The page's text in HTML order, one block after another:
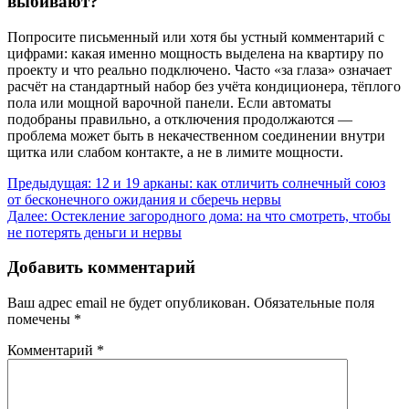
Попросите письменный или хотя бы устный комментарий с
цифрами: какая именно мощность выделена на квартиру по
проекту и что реально подключено. Часто «за глаза» означает
расчёт на стандартный набор без учёта кондиционера, тёплого
пола или мощной варочной панели. Если автоматы
подобраны правильно, а отключения продолжаются —
проблема может быть в некачественном соединении внутри
щитка или слабом контакте, а не в лимите мощности.
Навигация
по
записям
Предыдущая: 12 и 19 арканы: как отличить солнечный союз
от бесконечного ожидания и сберечь нервы
Далее: Остекление загородного дома: на что смотреть, чтобы
не потерять деньги и нервы
Добавить комментарий
Ваш адрес email не будет опубликован. Обязательные поля
помечены *
Комментарий *